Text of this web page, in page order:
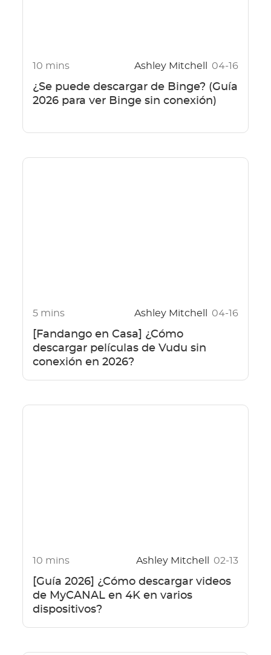
10 mins Ashley Mitchell 04-16
¿Se puede descargar de Binge? (Guía
2026 para ver Binge sin conexión)
5 mins Ashley Mitchell 04-16
[Fandango en Casa] ¿Cómo
descargar películas de Vudu sin
conexión en 2026?
10 mins Ashley Mitchell 02-13
[Guía 2026] ¿Cómo descargar videos
de MyCANAL en 4K en varios
dispositivos?